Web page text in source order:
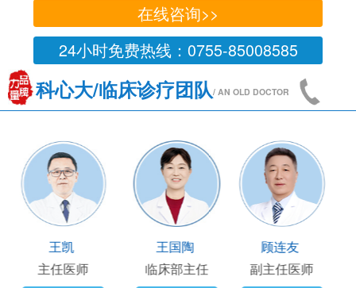
在线咨询>>
24小时免费热线：0755-85008585
科心大/临床诊疗团队/ AN OLD DOCTOR
王凯
主任医师
王国陶
临床部主任
顾连友
副主任医师